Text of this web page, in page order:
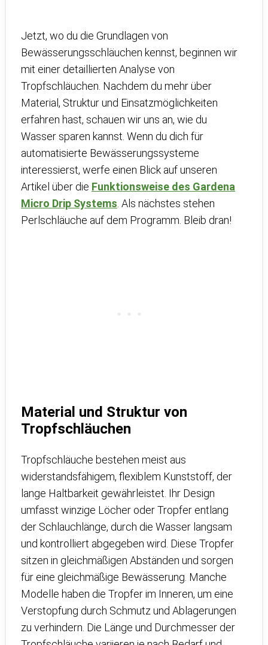
Jetzt, wo du die Grundlagen von
Bewässerungsschläuchen kennst, beginnen wir
mit einer detaillierten Analyse von
Tropfschläuchen. Nachdem du mehr über
Material, Struktur und Einsatzmöglichkeiten
erfahren hast, schauen wir uns an, wie du
Wasser sparen kannst. Wenn du dich für
automatisierte Bewässerungssysteme
interessierst, werfe einen Blick auf unseren
Artikel über die Funktionsweise des Gardena
Micro Drip Systems . Als nächstes stehen
Perlschläuche auf dem Programm. Bleib dran!
Material und Struktur von
Tropfschläuchen
Tropfschläuche bestehen meist aus
widerstandsfähigem, flexiblem Kunststoff, der
lange Haltbarkeit gewährleistet. Ihr Design
umfasst winzige Löcher oder Tropfer entlang
der Schlauchlänge, durch die Wasser langsam
und kontrolliert abgegeben wird. Diese Tropfer
sitzen in gleichmäßigen Abständen und sorgen
für eine gleichmäßige Bewässerung. Manche
Modelle haben die Tropfer im Inneren, um eine
Verstopfung durch Schmutz und Ablagerungen
zu verhindern. Die Länge und Durchmesser der